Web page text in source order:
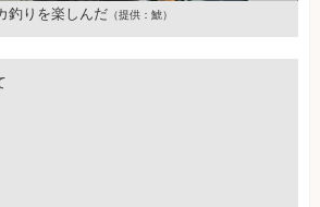
釣りを楽しんだ（提供：鯱）